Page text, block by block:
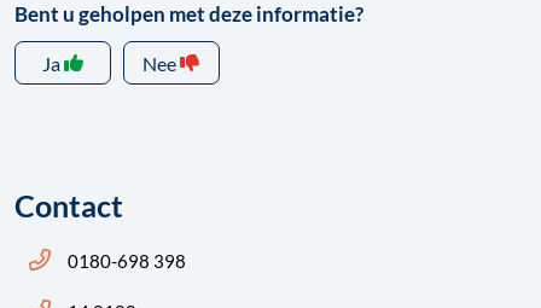
Bent u geholpen met deze informatie?
Ja Nee
Contact
Bel ons: 14 0180
0180-698 398